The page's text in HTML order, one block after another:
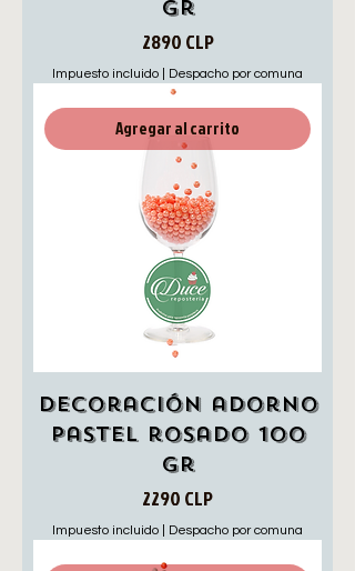
gr
Precio
2890 CLP
Impuesto incluido Despacho por comuna
Agregar al carrito
Decoración adorno
pastel rosado 100
gr
Precio
2290 CLP
Impuesto incluido Despacho por comuna